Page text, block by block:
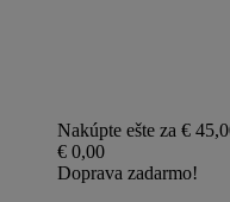
Nakúpte ešte za €
€ 0,00
Doprava zadarmo!